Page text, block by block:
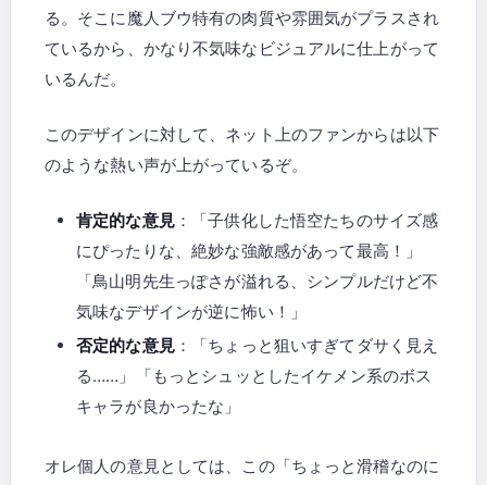
る。そこに魔人ブウ特有の肉質や雰囲気がプラスされ
ているから、かなり不気味なビジュアルに仕上がって
いるんだ。
このデザインに対して、ネット上のファンからは以下
のような熱い声が上がっているぞ。
肯定的な意見：「子供化した悟空たちのサイズ感
にぴったりな、絶妙な強敵感があって最高！」
「鳥山明先生っぽさが溢れる、シンプルだけど不
気味なデザインが逆に怖い！」
否定的な意見：「ちょっと狙いすぎてダサく見え
る……」「もっとシュッとしたイケメン系のボス
キャラが良かったな」
オレ個人の意見としては、この「ちょっと滑稽なのに